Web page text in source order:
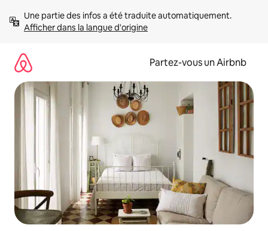
directement
Afficher dans la langue d'origine
Partez-vous un Airbnb